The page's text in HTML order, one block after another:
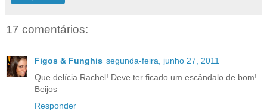
17 comentários:
Figos & Funghis segunda-feira, junho 27, 2011
Que delícia Rachel! Deve ter ficado um escândalo de bom!
Beijos
Responder